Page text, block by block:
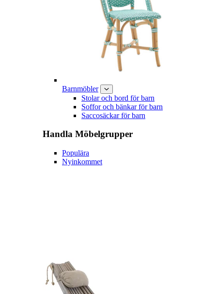
Barnmöbler
Stolar och bord för barn
Soffor och bänkar för barn
Saccosäckar för barn
Handla Möbelgrupper
Populära
Nyinkommet